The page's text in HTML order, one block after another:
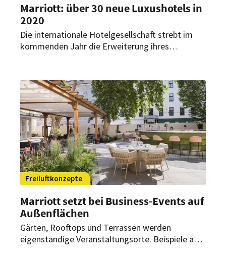
Marriott: über 30 neue Luxushotels in
2020
Die internationale Hotelgesellschaft strebt im
kommenden Jahr die Erweiterung ihres
die sind ehrgeizig.
Freiluftkonzepte
Marriott setzt bei Business-Events auf
Außenflächen
Gärten, Rooftops und Terrassen werden
eigenständige Veranstaltungsorte. Beispiele aus